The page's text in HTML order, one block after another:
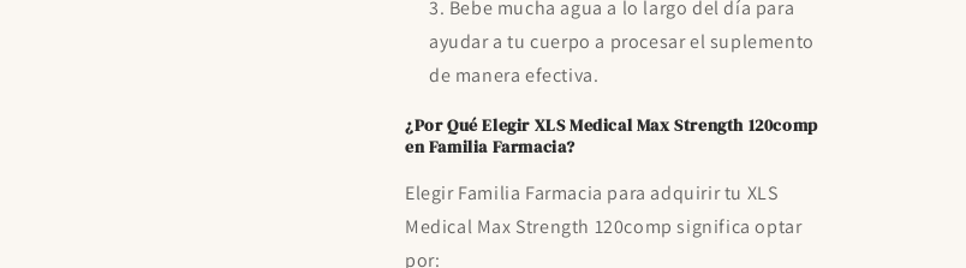
Bebe mucha agua a lo largo del día para
ayudar a tu cuerpo a procesar el suplemento
de manera efectiva.
¿Por Qué Elegir XLS Medical Max Strength 120comp
en Familia Farmacia?
Elegir Familia Farmacia para adquirir tu XLS
Medical Max Strength 120comp significa optar
por: